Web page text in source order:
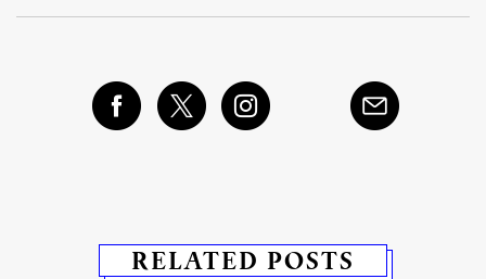
RELATED POSTS